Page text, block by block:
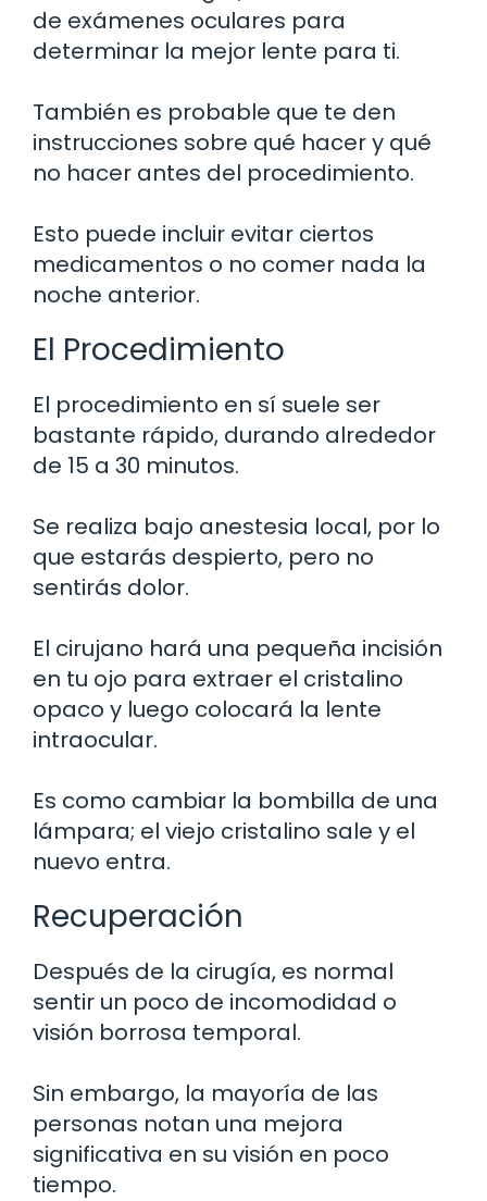
de exámenes oculares para
determinar la mejor lente para ti.
También es probable que te den
instrucciones sobre qué hacer y qué
no hacer antes del procedimiento.
Esto puede incluir evitar ciertos
medicamentos o no comer nada la
noche anterior.
El Procedimiento
El procedimiento en sí suele ser
bastante rápido, durando alrededor
de 15 a 30 minutos.
Se realiza bajo anestesia local, por lo
que estarás despierto, pero no
sentirás dolor.
El cirujano hará una pequeña incisión
en tu ojo para extraer el cristalino
opaco y luego colocará la lente
intraocular.
Es como cambiar la bombilla de una
lámpara; el viejo cristalino sale y el
nuevo entra.
Recuperación
Después de la cirugía, es normal
sentir un poco de incomodidad o
visión borrosa temporal.
Sin embargo, la mayoría de las
personas notan una mejora
significativa en su visión en poco
tiempo.